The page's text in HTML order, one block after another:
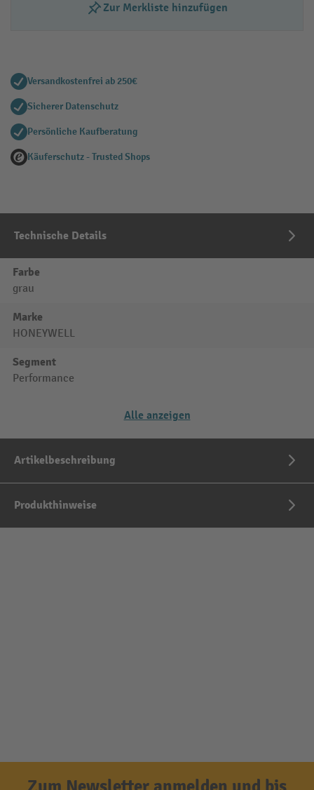
Zur Merkliste hinzufügen
Versandkostenfrei ab 250€
Sicherer Datenschutz
Persönliche Kaufberatung
Käuferschutz - Trusted Shops
Technische Details
Farbe
grau
Marke
HONEYWELL
Segment
Performance
Alle anzeigen
Artikelbeschreibung
Produkthinweise